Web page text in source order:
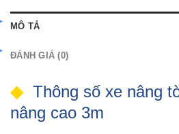
MÔ TẢ
ĐÁNH GIÁ (0)
Thông số xe nâng
nâng cao 3m